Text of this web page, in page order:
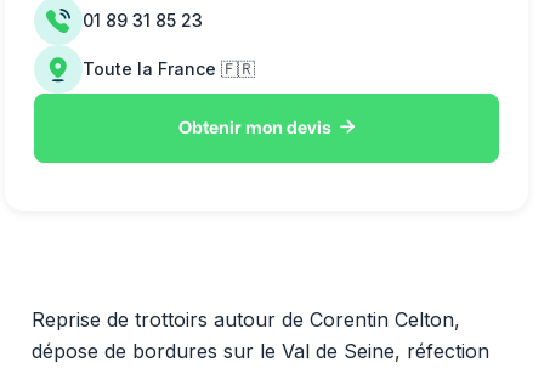
Reprise de trottoirs autour de Corentin Celton,
dépose de bordures sur le Val de Seine, réfection
01 89 31 85 23
Toute la France 🇫🇷
Obtenir mon devis 